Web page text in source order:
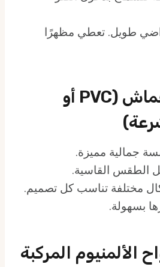
طويل. تعطي مظهرًا
2. مظلات القماش (PVC أو
جمالية مميزة.
الطقس القاسية.
مختلفة تناسب كل تصميم.
بسهولة.
الألمنيوم المركبة